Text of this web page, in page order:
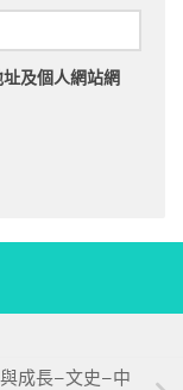
及個人網站網
成長–文史–中